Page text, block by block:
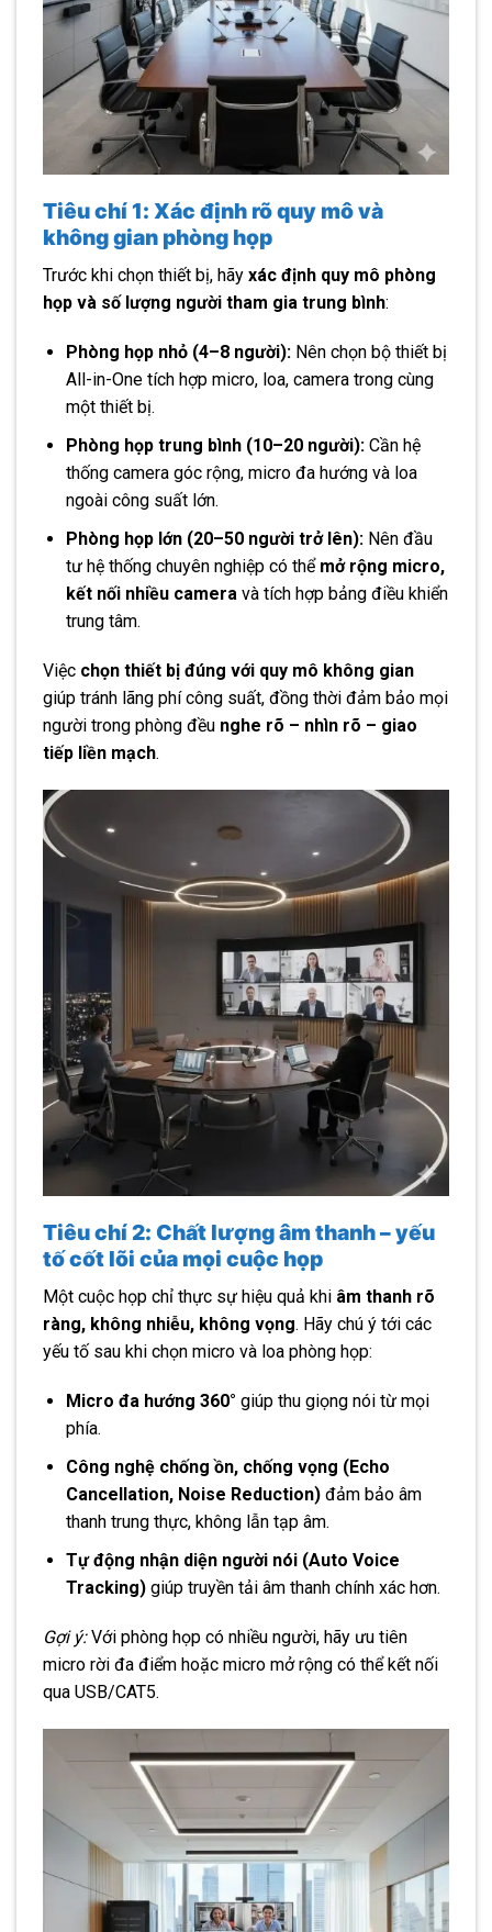
Tiêu chí 1: Xác định rõ quy mô và
không gian phòng họp
Trước khi chọn thiết bị, hãy xác định quy mô phòng
họp và số lượng người tham gia trung bình:
Phòng họp nhỏ (4–8 người):Nên chọn bộ thiết bị
All-in-One tích hợp micro, loa, camera trong cùng
một thiết bị.
Phòng họp trung bình (10–20 người):Cần hệ
thống camera góc rộng, micro đa hướng và loa
ngoài công suất lớn.
Phòng họp lớn (20–50 người trở lên):Nên đầu
tư hệ thống chuyên nghiệp có thể mở rộng micro,
kết nối nhiều camera và tích hợp bảng điều khiển
trung tâm.
Việc chọn thiết bị đúng với quy mô không gian
giúp tránh lãng phí công suất, đồng thời đảm bảo mọi
người trong phòng đều nghe rõ – nhìn rõ – giao
tiếp liền mạch.
Tiêu chí 2: Chất lượng âm thanh – yếu
tố cốt lõi của mọi cuộc họp
Một cuộc họp chỉ thực sự hiệu quả khi âm thanh rõ
ràng, không nhiễu, không vọng. Hãy chú ý tới các
yếu tố sau khi chọn micro và loa phòng họp:
Micro đa hướng 360° giúp thu giọng nói từ mọi
phía.
Công nghệ chống ồn, chống vọng (Echo
Cancellation, Noise Reduction)đảm bảo âm
thanh trung thực, không lẫn tạp âm.
Tự động nhận diện người nói (Auto Voice
Tracking)giúp truyền tải âm thanh chính xác hơn.
Gợi ý:Với phòng họp có nhiều người, hãy ưu tiên
micro rời đa điểm hoặc micro mở rộng có thể kết nối
qua USB/CAT5.